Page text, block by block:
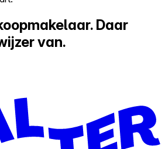
Daar
van.